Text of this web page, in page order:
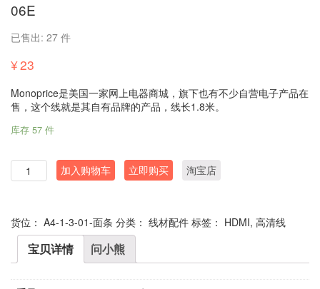
06E
已售出: 27 件
¥23
Monoprice是美国一家网上电器商城，旗下也有不少自营电子产品在
售，这个线就是其自有品牌的产品，线长1.8米。
库存 57 件
数
量
加入购物车 立即购买 淘宝店
货位： A4-1-3-01-面条 分类： 线材配件 标签： HDMI, 高清线
宝贝详情 问小熊